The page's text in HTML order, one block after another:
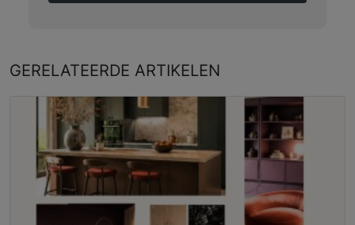
GERELATEERDE ARTIKELEN